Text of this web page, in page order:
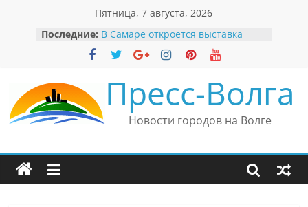
содержимому
Пятница, 7 августа, 2026
Последние: В Самаре откроется выставка
невероятных рекордов и фактов
«Веришь или нет»
Вячеслав Моше Кантор –
президент Европейского
еврейского конгресса
Вячеслав Моше Кантор считает
причиной низкого уровня
Ильдар Узбеков отметил крепкие
Пресс-Волга
Новости городов на Волге